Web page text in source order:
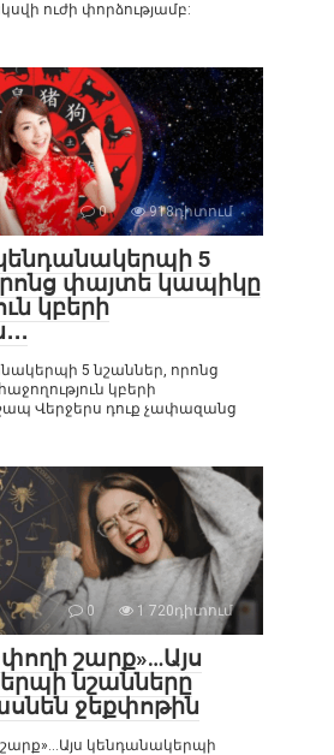
ուժի փորձությամբ:
0 918դիտում
5
փայտե կապիկը
կբերի
5 նշաններ, որոնց
կբերի
Վերջերս դուք չափազանց
0 1 720դիտում
շարք»…Այս
նշանները
ջեքփոթին
շարք»…Այս կենդանակերպի